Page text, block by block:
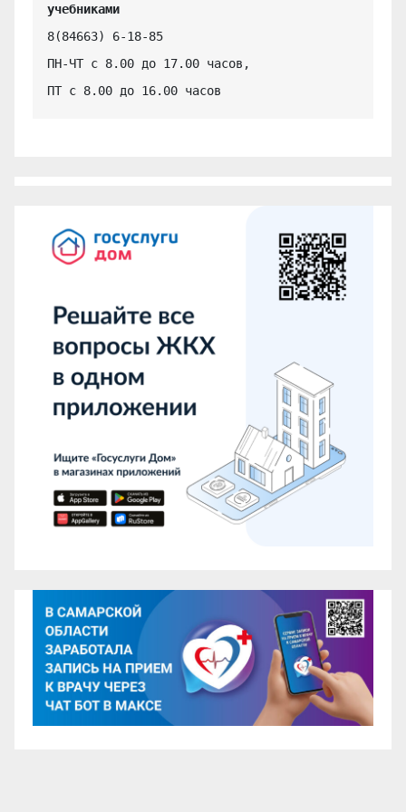
учебниками
8(84663) 6-18-85
ПН-ЧТ с 8.00 до 17.00 часов,
ПТ с 8.00 до 16.00 часов